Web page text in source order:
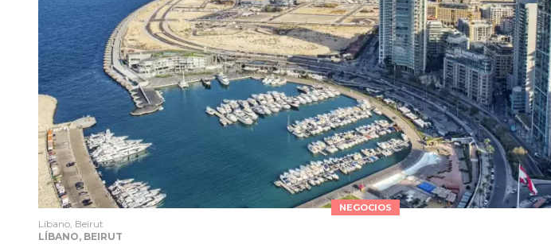
NEGOCIOS
Líbano, Beirut
LÍBANO, BEIRUT